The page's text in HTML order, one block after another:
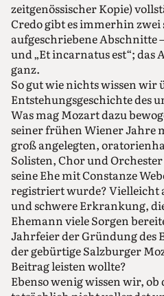
zeitgenössischer Kopie)
Credo gibt es immerhin
aufgeschriebene Abschnitte
und „Et incarnatus est“; das
ganz.
So gut wie nichts wissen wir
Entstehungsgeschichte des
Was mag Mozart dazu
seiner frühen Wiener Jahre
groß angelegten,
Solisten, Chor und
seine Ehe mit Constanze
registriert wurde? Vielleicht
und schwere Erkrankung,
Ehemann viele Sorgen
Jahrfeier der Gründung des
der gebürtige Salzburger
Beitrag leisten wollte?
Ebenso wenig wissen wir, ob